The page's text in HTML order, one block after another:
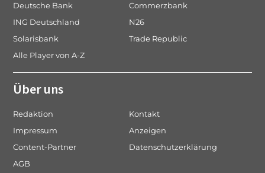
Deutsche Bank
Commerzbank
ING Deutschland
N26
Solarisbank
Trade Republic
Alle Player von A-Z
Über uns
Redaktion
Kontakt
Impressum
Anzeigen
Content-Partner
Datenschutzerklärung
AGB